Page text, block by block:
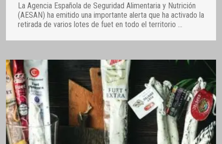
La Agencia Española de Seguridad Alimentaria y Nutrición
(AESAN) ha emitido una importante alerta que ha activado la
retirada de varios lotes de fuet en todo el territorio